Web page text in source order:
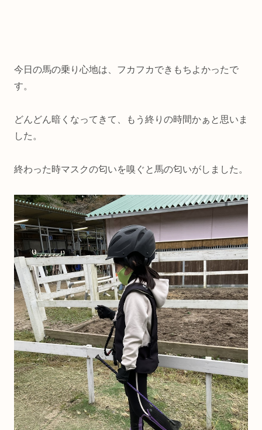
今日の馬の乗り心地は、フカフカできもちよかったで
す。
どんどん暗くなってきて、もう終りの時間かぁと思いま
した。
終わった時マスクの匂いを嗅ぐと馬の匂いがしました。